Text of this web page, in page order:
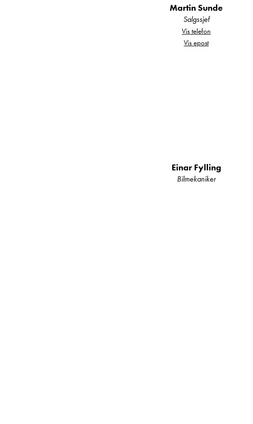
Martin Sunde
Salgssjef
Vis telefon
Vis epost
Einar Fylling
Bilmekaniker